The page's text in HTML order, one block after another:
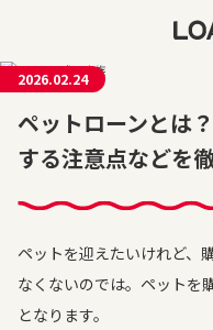
2026.02.24
ペットローンとは
する注意点などを
ペットを迎えたいけれど、
なくないのでは。ペットを
となります。